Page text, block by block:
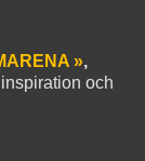
»,
och